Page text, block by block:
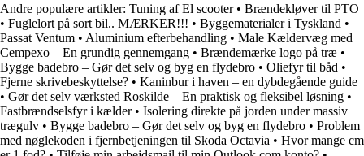
Andre populære artikler: Tuning af El scooter• Brændekløver til PTO
• Fuglelort på sort bil.. MÆRKER!!! • Byggematerialer i Tyskland •
Passat Ventum • Aluminium efterbehandling • Male Kældervæg med
Cempexo – En grundig gennemgang • Brændemærke logo på træ •
Bygge badebro – Gør det selv og byg en flydebro • Oliefyr til båd •
Fjerne skrivebeskyttelse? • Kaninbur i haven – en dybdegående guide
• Gør det selv værksted Roskilde – En praktisk og fleksibel løsning •
Fastbrændselsfyr i kælder• Isolering direkte på jorden under massiv
trægulv • Bygge badebro – Gør det selv og byg en flydebro • Problem
med nøglekoden i fjernbetjeningen til Skoda Octavia • Hvor mange cm